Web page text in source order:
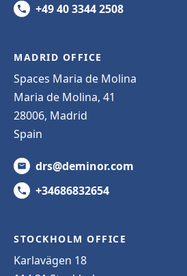
+49 40 3344 2508
MADRID OFFICE
Spaces Maria de Molina
Maria de Molina, 41
28006, Madrid
Spain
drs@deminor.com
+34686832654
STOCKHOLM OFFICE
Karlavägen 18